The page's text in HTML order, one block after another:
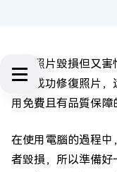
如果照片毀損但又
無法成功修復照片
用免費且有品質保障
在使用電腦的過程
者毀損，所以準備